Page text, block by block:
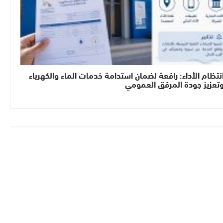
الأداء: رافعة لضمان استدامة خدمات الماء والكهرباء
جودة المرفق العمومي